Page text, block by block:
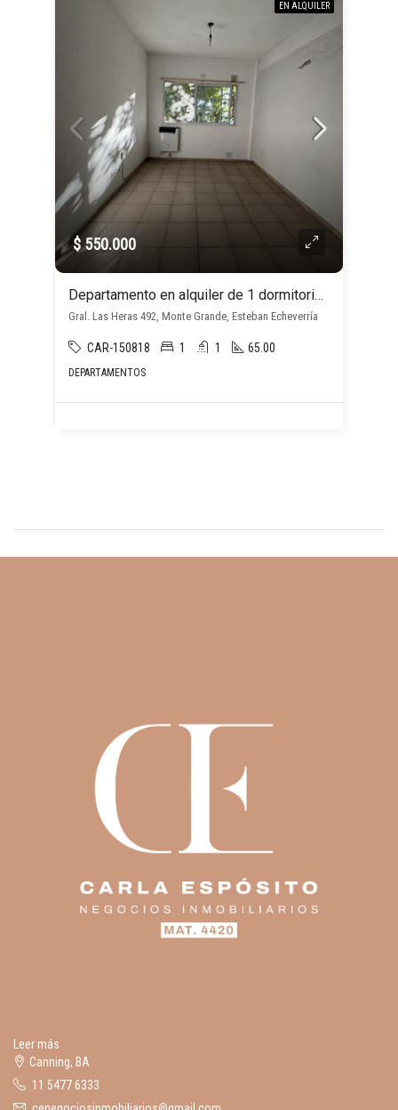
EN ALQUILER
$ 550.000
Departamento en alquiler de 1 dormitorio en Monte Grande
Gral. Las Heras 492, Monte Grande, Esteban Echeverría
CAR-150818 1 1 65.00
DEPARTAMENTOS
Leer más
Canning, BA
11 5477 6333